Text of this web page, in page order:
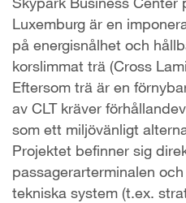
Luxemburg är en
på energisnålhet och
korslimmat trä (Cross
Eftersom trä är en
av CLT kräver
som ett miljövänligt
Projektet befinner sig
passagerarterminalen
tekniska system (t.ex.